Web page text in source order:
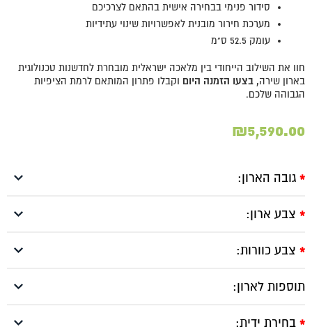
סידור פנימי בבחירה אישית בהתאם לצרכיכם
מערכת חירור מובנית לאפשרויות שינוי עתידיות
עומק 52.5 ס"מ
חוו את השילוב הייחודי בין מלאכה ישראלית מובחרת לחדשנות טכנולוגית
בארון שירה, בצעו הזמנה היום וקבלו פתרון המותאם לרמת הציפיות
הגבוהה שלכם.
₪5,590.00
* גובה הארון:
* צבע ארון:
* צבע כוורות:
תוספות לארון:
* בחירת ידית: